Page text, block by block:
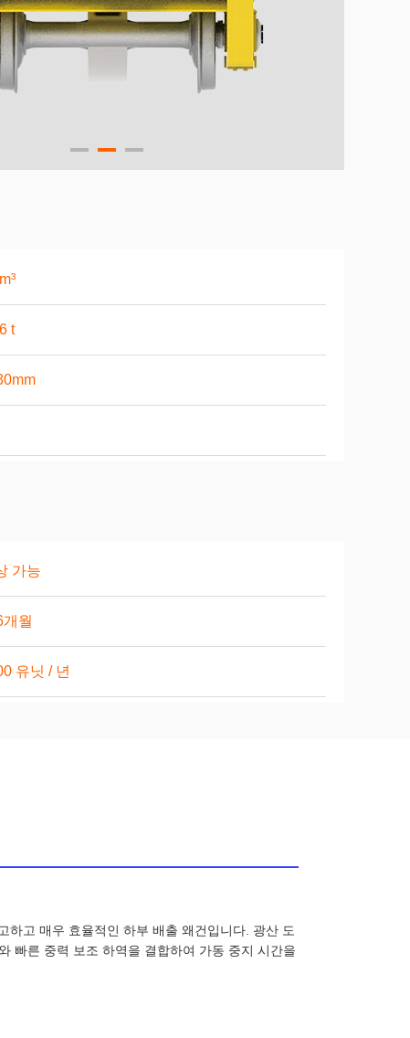
t
가능
개월
유닛 / 년
하고 매우 효율적인 하부 배출 왜건입니다. 광산 도
빠른 중력 보조 하역을 결합하여 가동 중지 시간을